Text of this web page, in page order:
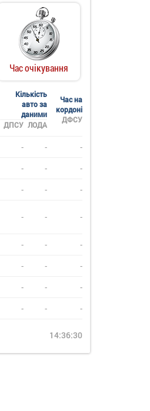
Час очікування
Кількість
авто за
даними
Час на
кордоні
ДФСУ
ДПСУ ЛОДА
- -
-
- -
-
- -
-
- - -
- -
-
- -
-
- -
-
- - -
14:36:30